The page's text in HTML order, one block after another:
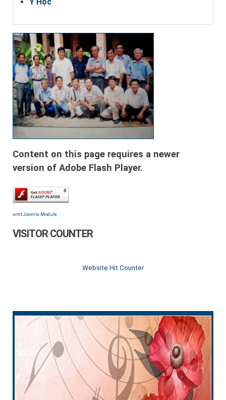
Content on this page requires a newer
version of Adobe Flash Player.
wmt Joomla Module
VISITOR COUNTER
Website Hit Counter